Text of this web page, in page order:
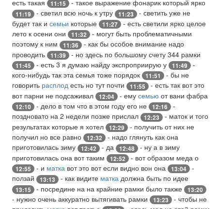
есть такая
11:15 - такое выражение фонарик который ярко
11:19 - светил всю ночь к утру 11:23
- светить уже не
будет так и семьи которые 11:27
- есть светили ярко целое
лето к осени они
11:32
- могут быть проблематичными
поэтому к ним
11:36
- как бы особое внимание надо
проводить
11:39 - но здесь по большому счету 344 рамки
11:45 - есть 3 я думаю найду экспроприирую у 11:49
-
кого-нибудь так эта семья тоже порядок
11:51
- бы не
говорить расплод есть но тут почти 11:55
- есть так вот это
вот парни не подсаживал
12:04 - ему семью от вани фабра
12:10 - дело в том что в этом году его не 12:16
-
поздновато на 2 недели позже прислал
12:23
- маток и того
результатах которые я хотел
12:29
- получить от них не
получил но все равно
12:32
- надо глянуть как она
приготовилась зиму
12:42 - да 12:48
- ну а в зиму
приготовилась она вот таким
12:52 - вот образом меда о
12:55 - и матка вот это вот если видно вон она 13:04
-
ползай
13:13 - как видите матка должна быть по идее
13:15 - посредине на на крайние рамки было также 13:20
- нужно очень аккуратно вытягивать рамки 13:23
- чтобы не